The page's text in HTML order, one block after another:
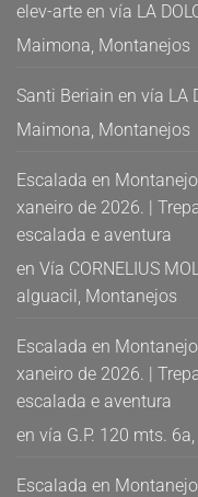
elev-arte en vía LA
Maimona, Montanejos
Santi Beriain en vía LA
Maimona, Montanejos
Escalada en
xaneiro de 2026. |
escalada e aventura
en Vía CORNELIUS
alguacil, Montanejos
Escalada en
xaneiro de 2026. |
escalada e aventura
en vía G.P. 120 mts.
Escalada en